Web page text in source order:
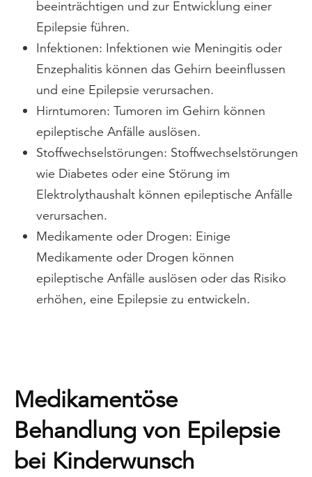
beeinträchtigen und zur Entwicklung einer
Epilepsie führen.
Infektionen: Infektionen wie Meningitis oder
Enzephalitis können das Gehirn beeinflussen
und eine Epilepsie verursachen.
Hirntumoren: Tumoren im Gehirn können
epileptische Anfälle auslösen.
Stoffwechselstörungen: Stoffwechselstörungen
wie Diabetes oder eine Störung im
Elektrolythaushalt können epileptische Anfälle
verursachen.
Medikamente oder Drogen: Einige
Medikamente oder Drogen können
epileptische Anfälle auslösen oder das Risiko
erhöhen, eine Epilepsie zu entwickeln.
Medikamentöse
Behandlung von Epilepsie
bei Kinderwunsch